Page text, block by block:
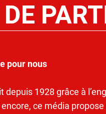
pour nous
depuis 1928 grâce à
encore, ce média